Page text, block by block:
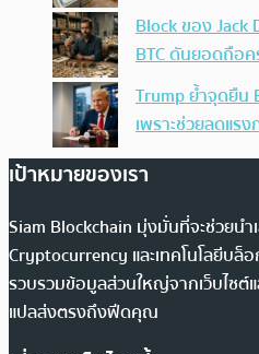
Block ของ Jack
BTC ดันยอดถือค
Trump ย้ำจุดยืน
เพราะช่วยลดแร
เป้าหมายของเรา
Siam Blockchain มุ่งมั่นที่จะช่วยนำ
Cryptocurrency และเทคโนโลยีบล็
รวบรวมข้อมูลส่วนใหญ่จากเว็บไซต์
แปลส่งตรงถึงฟีดคุณ